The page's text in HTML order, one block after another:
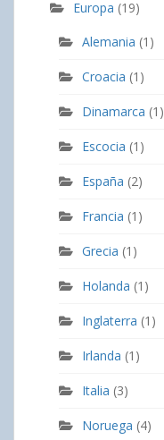
Europa (19)
Alemania (1)
Croacia (1)
Dinamarca (1)
Escocia (1)
España (2)
Francia (1)
Grecia (1)
Holanda (1)
Inglaterra (1)
Irlanda (1)
Italia (3)
Noruega (4)